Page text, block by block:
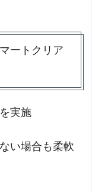
ートクリア
を実施
い場合も柔軟